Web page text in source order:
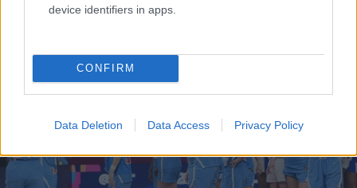
device identifiers in apps.
CONFIRM
Data Deletion Data Access Privacy Policy